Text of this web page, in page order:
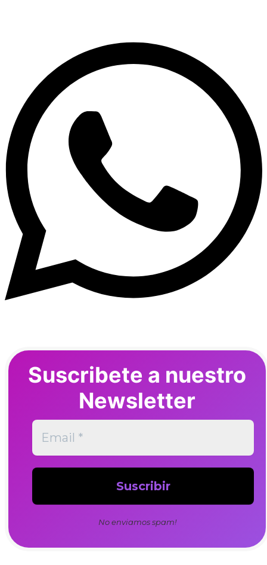
Suscribete a nuestro
Newsletter
No enviamos spam!